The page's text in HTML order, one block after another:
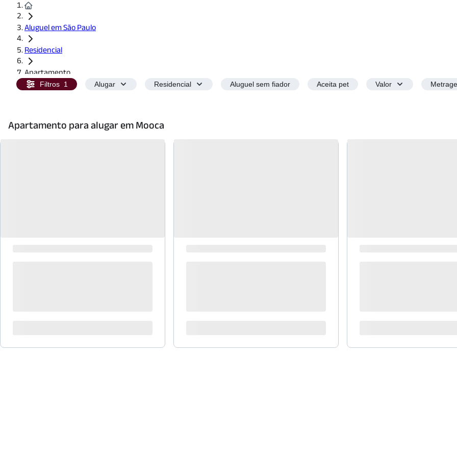
Aluguel em São Paulo
Residencial
Apartamento
Filtros 1 Alugar Residencial Aluguel sem fiador Aceita pet Valor
Apartamento para alugar em Mooca